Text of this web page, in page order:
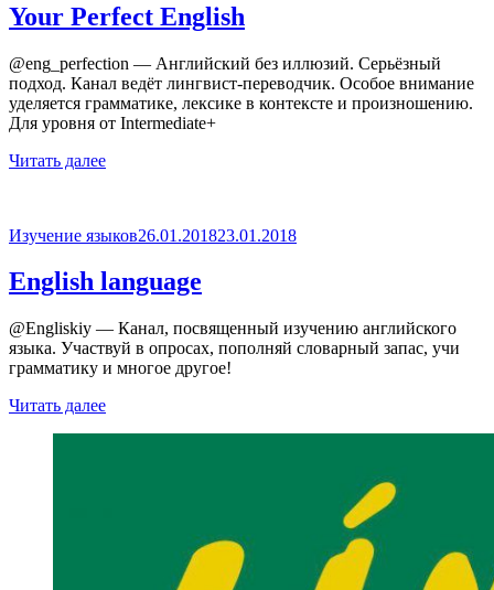
Your Perfect English
@eng_perfection — Английский без иллюзий. Серьёзный
подход. Канал ведёт лингвист-переводчик. Особое внимание
уделяется грамматике, лексике в контексте и произношению.
Для уровня от Intermediate+
Читать далее
Изучение языковОпубликовано
26.01.201823.01.2018
English language
@Engliskiy — Канал, посвященный изучению английского
языка. Участвуй в опросах, пополняй словарный запас, учи
грамматику и многое другое!
Читать далее